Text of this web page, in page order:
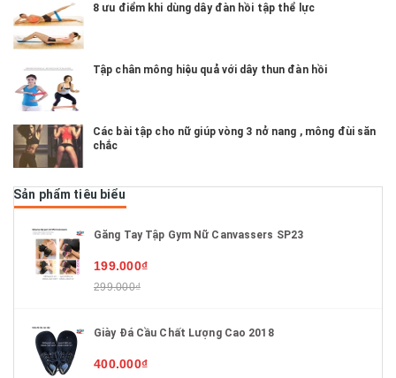
8 ưu điểm khi dùng dây đàn hồi tập thể lực
Tập chân mông hiệu quả với dây thun đàn hồi
Các bài tập cho nữ giúp vòng 3 nở nang , mông đùi săn
chắc
Sản phẩm tiêu biểu
Găng Tay Tập Gym Nữ Canvassers SP23
199.000₫
299.000₫
Giày Đá Cầu Chất Lượng Cao 2018
400.000₫